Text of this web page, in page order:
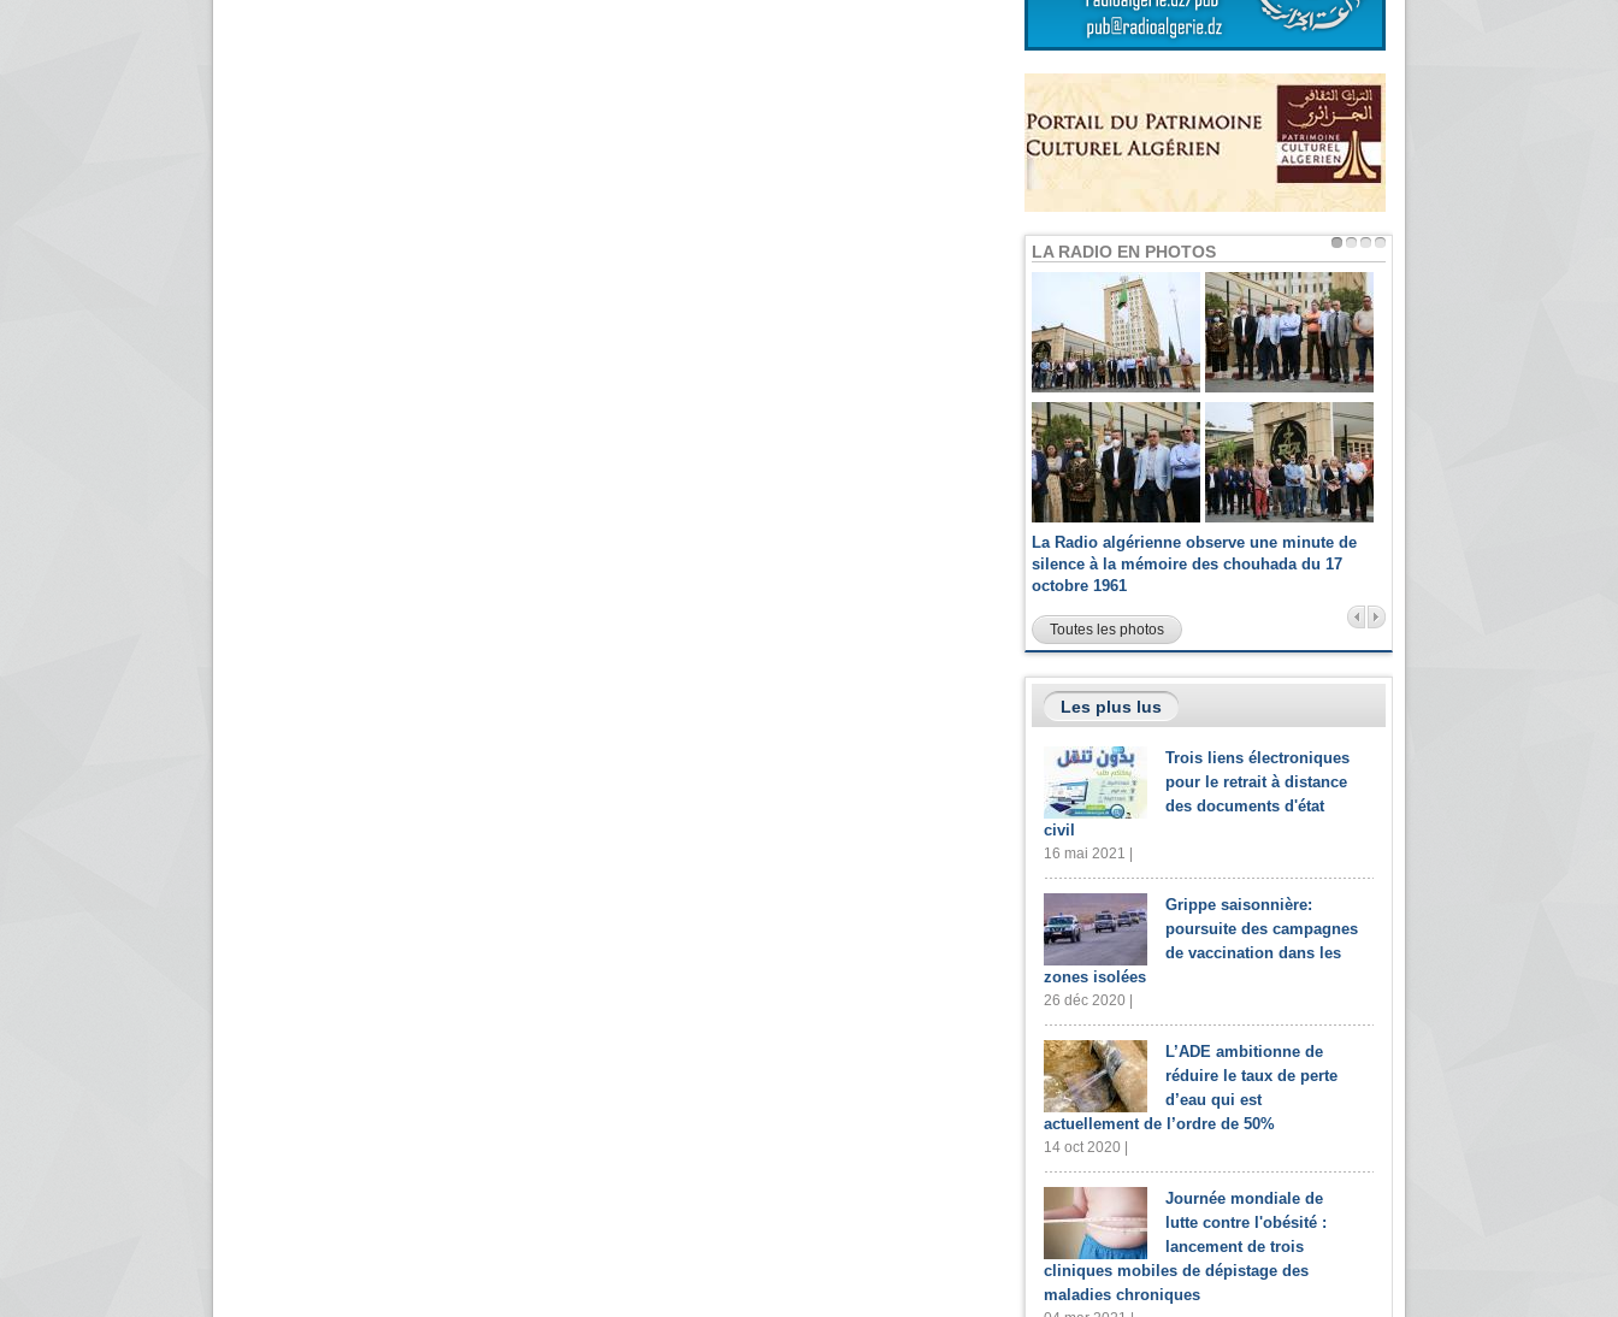
LA RADIO EN PHOTOS
La Radio algérienne observe une minute de
silence à la mémoire des chouhada du 17
octobre 1961
Toutes les photos
Les plus lus
Trois liens électroniques
pour le retrait à distance
des documents d'état
civil
16 mai 2021 |
Grippe saisonnière:
poursuite des campagnes
de vaccination dans les
zones isolées
26 déc 2020 |
L’ADE ambitionne de
réduire le taux de perte
d’eau qui est
actuellement de l’ordre de 50%
14 oct 2020 |
Journée mondiale de
lutte contre l'obésité :
lancement de trois
cliniques mobiles de dépistage des
maladies chroniques